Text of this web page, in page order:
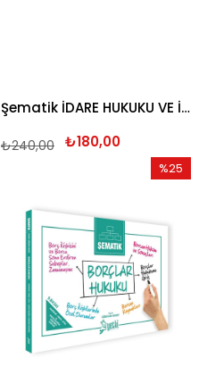
Şematik İDARE HUKUKU VE İDARİ YARGILAMA HUKUKU 2026
₺180,00
₺240,00
%25